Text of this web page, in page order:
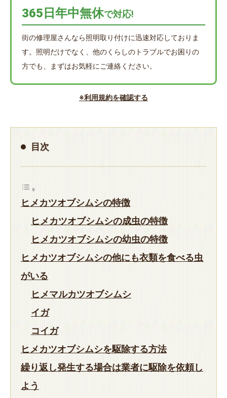
365日年中無休で対応!
街の修理屋さんなら照明取り付けに迅速対応しておりま
す。照明だけでなく、他のくらしのトラブルでお困りの
方でも、まずはお気軽にご連絡ください。
※利用規約を確認する
目次
ヒメカツオブシムシの特徴
ヒメカツオブシムシの成虫の特徴
ヒメカツオブシムシの幼虫の特徴
ヒメカツオブシムシの他にも衣類を食べる虫
がいる
ヒメマルカツオブシムシ
イガ
コイガ
ヒメカツオブシムシを駆除する方法
繰り返し発生する場合は業者に駆除を依頼し
よう